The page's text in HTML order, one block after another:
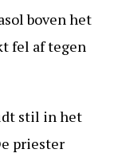
boven het
fel af tegen
stil in het
priester